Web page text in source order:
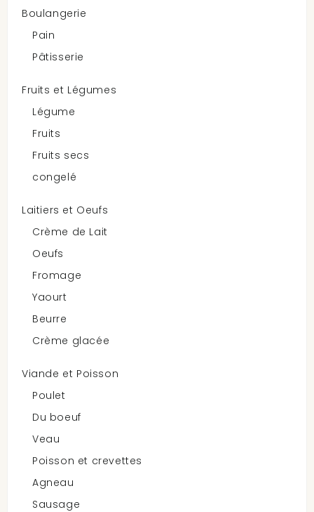
Boulangerie
Pain
Pâtisserie
Fruits et Légumes
Légume
Fruits
Fruits secs
congelé
Laitiers et Oeufs
Crème de Lait
Oeufs
Fromage
Yaourt
Beurre
Crème glacée
Viande et Poisson
Poulet
Du boeuf
Veau
Poisson et crevettes
Agneau
Sausage
Dog Food
Il y a 5 produits.
Cesar, Nourriture Pour Chiens,...
$51.99
Nutri Bites, Foie De Boeuf, 500 G
$19.99